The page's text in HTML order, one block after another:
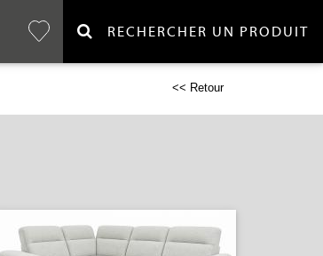
RECHERCHER UN PRODUIT
<< Retour